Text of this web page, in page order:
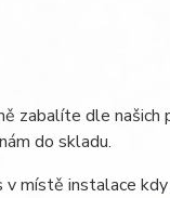
zabalíte dle
do skladu.
v místě instalace